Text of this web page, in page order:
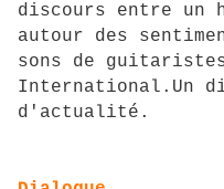
discours entre un
autour des
sons de
International.Un
d'actualité.